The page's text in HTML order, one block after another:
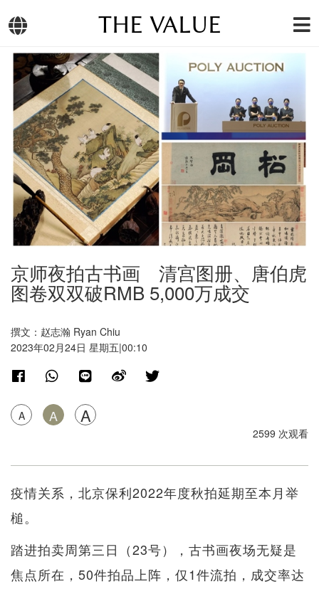
THE VALUE
京师夜拍古书画 清宫图册、唐伯虎
图卷双双破RMB 5,000万成交
撰文：赵志瀚 Ryan Chiu
2023年02月24日 星期五|00:10
A A A
2599 次观看
疫情关系，北京保利2022年度秋拍延期至本月举
槌。
踏进拍卖周第三日（23号），古书画夜场无疑是
焦点所在，50件拍品上阵，仅1件流拍，成交率达